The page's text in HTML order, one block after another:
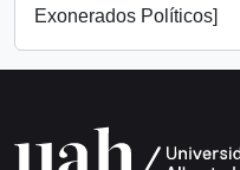
Exonerados Políticos]